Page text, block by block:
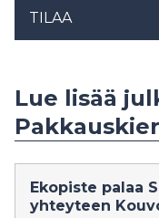
TILAA
Lue lisää
Ekopiste palaa
yhteyteen